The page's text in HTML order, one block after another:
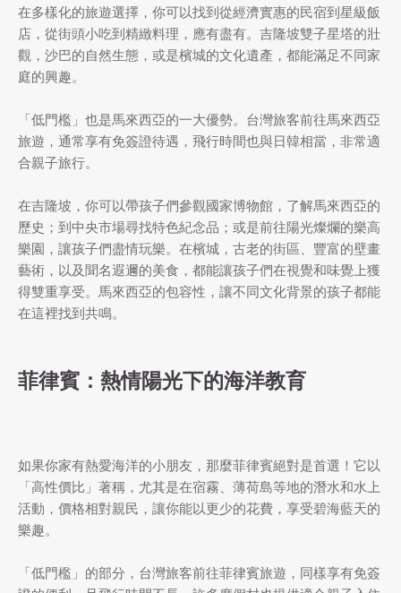
在多樣化的旅遊選擇，你可以找到從經濟實惠的民宿到星級飯
店，從街頭小吃到精緻料理，應有盡有。吉隆坡雙子星塔的壯
觀，沙巴的自然生態，或是檳城的文化遺產，都能滿足不同家
庭的興趣。
「低門檻」也是馬來西亞的一大優勢。台灣旅客前往馬來西亞
旅遊，通常享有免簽證待遇，飛行時間也與日韓相當，非常適
合親子旅行。
在吉隆坡，你可以帶孩子們參觀國家博物館，了解馬來西亞的
歷史；到中央市場尋找特色紀念品；或是前往陽光燦爛的樂高
樂園，讓孩子們盡情玩樂。在檳城，古老的街區、豐富的壁畫
藝術，以及聞名遐邇的美食，都能讓孩子們在視覺和味覺上獲
得雙重享受。馬來西亞的包容性，讓不同文化背景的孩子都能
在這裡找到共鳴。
菲律賓：熱情陽光下的海洋教育
如果你家有熱愛海洋的小朋友，那麼菲律賓絕對是首選！它以
「高性價比」著稱，尤其是在宿霧、薄荷島等地的潛水和水上
活動，價格相對親民，讓你能以更少的花費，享受碧海藍天的
樂趣。
「低門檻」的部分，台灣旅客前往菲律賓旅遊，同樣享有免簽